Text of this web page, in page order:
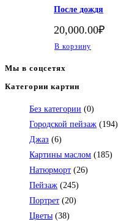
После дождя
20,000.00₽
В корзину
Мы в соцсетях
Откроется
в
вашем
приложении
Категории картин
Без категории (0)
Городской пейзаж (194)
Джаз (6)
Картины маслом (185)
Натюрморт (26)
Пейзаж (245)
Портрет (20)
Цветы (38)